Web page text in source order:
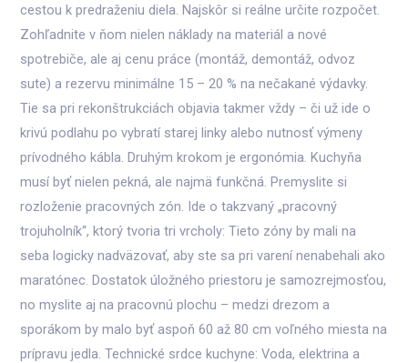
cestou k predraženiu diela. Najskôr si reálne určite rozpočet.
Zohľadnite v ňom nielen náklady na materiál a nové
spotrebiče, ale aj cenu práce (montáž, demontáž, odvoz
sute) a rezervu minimálne 15 – 20 % na nečakané výdavky.
Tie sa pri rekonštrukciách objavia takmer vždy – či už ide o
krivú podlahu po vybratí starej linky alebo nutnosť výmeny
prívodného kábla. Druhým krokom je ergonómia. Kuchyňa
musí byť nielen pekná, ale najmä funkčná. Premyslite si
rozloženie pracovných zón. Ide o takzvaný „pracovný
trojuholník“, ktorý tvoria tri vrcholy: Tieto zóny by mali na
seba logicky nadväzovať, aby ste sa pri varení nenabehali ako
maratónec. Dostatok úložného priestoru je samozrejmosťou,
no myslite aj na pracovnú plochu – medzi drezom a
sporákom by malo byť aspoň 60 až 80 cm voľného miesta na
prípravu jedla. Technické srdce kuchyne: Voda, elektrina a